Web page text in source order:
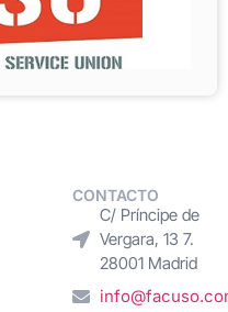
CONTACTO
C/ Príncipe de
Vergara, 13 7.
28001 Madrid